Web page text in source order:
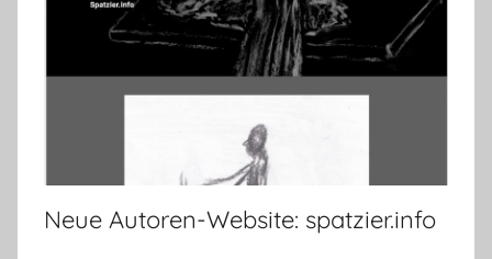
Neue Autoren-Website: spatzier.info